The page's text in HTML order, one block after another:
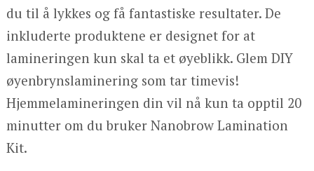
du til å lykkes og få fantastiske resultater. De
inkluderte produktene er designet for at
lamineringen kun skal ta et øyeblikk. Glem DIY
øyenbrynslaminering som tar timevis!
Hjemmelamineringen din vil nå kun ta opptil 20
minutter om du bruker Nanobrow Lamination
Kit.